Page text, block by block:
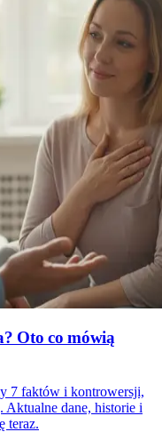
Oto co mówią
7 faktów i kontrowersji,
Aktualne dane, historie i
teraz.